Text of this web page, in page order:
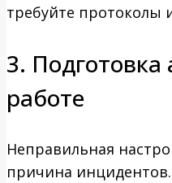
требуйте протоколы
3. Подготовка
работе
Неправильная
причина